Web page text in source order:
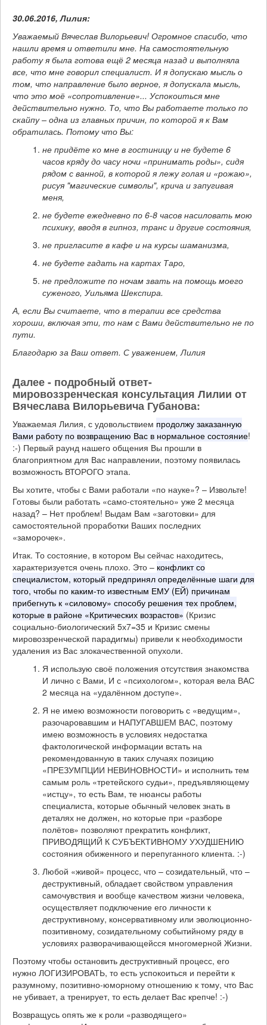
30.06.2016, Лилия:
Уважаемый Вячеслав Вилорьевич! Огромное спасибо, что
нашли время и ответили мне. На самостоятельную
работу я была готова ещё 2 месяца назад и выполняла
все, что мне говорил специалист. И я допускаю мысль о
том, что направление было верное, я допускала мысль,
что это моё «сопротивление»... Успокоиться мне
действительно нужно. То, что Вы работаете только по
скайпу – одна из главных причин, по которой я к Вам
обратилась. Потому что Вы:
не придёте ко мне в гостиницу и не будете 6
часов кряду до часу ночи «принимать роды», сидя
рядом с ванной, в которой я лежу голая и «рожаю»,
рисуя "магические символы", крича и запугивая
меня,
не будете ежедневно по 6-8 часов насиловать мою
психику, вводя в гипноз, транс и другие состояния,
не пригласите в кафе и на курсы шаманизма,
не будете гадать на картах Таро,
не предложите по ночам звать на помощь моего
суженого, Уильяма Шекспира.
А, если Вы считаете, что в терапии все средства
хороши, включая эти, то нам с Вами действительно не по
пути.
Благодарю за Ваш ответ. С уважением, Лилия
Далее - подробный ответ-
мировоззренческая консультация Лилии от
Вячеслава Вилорьевича Губанова:
Уважаемая Лилия, с удовольствием продолжу заказанную
Вами работу по возвращению Вас в нормальное состояние!
:-) Первый раунд нашего общения Вы прошли в
благоприятном для Вас направлении, поэтому появилась
возможность ВТОРОГО этапа.
Вы хотите, чтобы с Вами работали «по науке»? – Извольте!
Готовы были работать «само-стоятельно» уже 2 месяца
назад? – Нет проблем! Выдам Вам «заготовки» для
самостоятельной проработки Ваших последних
«заморочек».
Итак. То состояние, в котором Вы сейчас находитесь,
характеризуется очень плохо. Это – конфликт со
специалистом, который предпринял определённые шаги для
того, чтобы по каким-то известным ЕМУ (ЕЙ) причинам
прибегнуть к «силовому» способу решения тех проблем,
которые в районе «Критических возрастов» (Кризис
социально-биологический 5х7=35 и Кризис смены
мировоззренческой парадигмы) привели к необходимости
удаления из Вас злокачественной опухоли.
Я использую своё положения отсутствия знакомства
И лично с Вами, И с «психологом», которая вела ВАС
2 месяца на «удалённом доступе».
Я не имею возможности поговорить с «ведущим»,
разочаровавшим и НАПУГАВШЕМ ВАС, поэтому
имею возможность в условиях недостатка
фактологической информации встать на
рекомендованную в таких случаях позицию
«ПРЕЗУМПЦИИ НЕВИНОВНОСТИ» и исполнить тем
самым роль «третейского судьи», предъявляющему
«истцу», то есть Вам, те нюансы работы
специалиста, которые обычный человек знать в
деталях не должен, но которые при «разборе
полётов» позволяют прекратить конфликт,
ПРИВОДЯЩИЙ К СУБЪЕКТИВНОМУ УХУДШЕНИЮ
состояния обиженного и перепуганного клиента. :-)
Любой «живой» процесс, что – созидательный, что –
деструктивный, обладает свойством управления
самочувствия и вообще качеством жизни человека,
осуществляет подключение его личности к
деструктивному, консервативному или эволюционно-
позитивному, созидательному событийному ряду в
условиях разворачивающейсся многомерной Жизни.
Поэтому чтобы остановить деструктивный процесс, его
нужно ЛОГИЗИРОВАТЬ, то есть успокоиться и перейти к
разумному, позитивно-юморному отношению к тому, что Вас
не убивает, а тренирует, то есть делает Вас крепче! :-)
Возвращусь опять же к роли «разводящего»